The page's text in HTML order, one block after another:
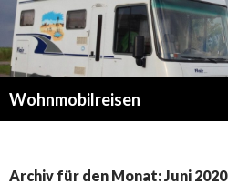
Wohnmobilreisen
Archiv für den Monat: Juni 2020